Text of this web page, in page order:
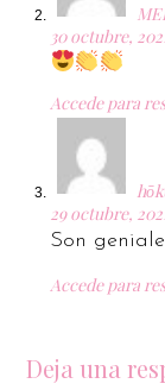
30 octubre,
Accede para
29 octubre,
Son
Accede para
Deja una